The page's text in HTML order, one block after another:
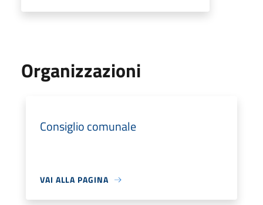
Organizzazioni
Consiglio comunale
VAI ALLA PAGINA